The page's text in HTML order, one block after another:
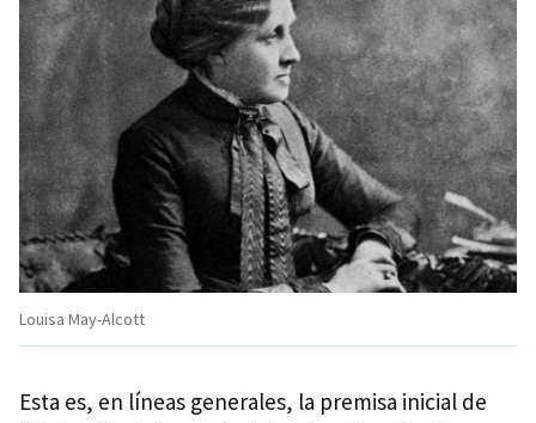
Louisa May-Alcott
Esta es, en líneas generales, la premisa inicial de